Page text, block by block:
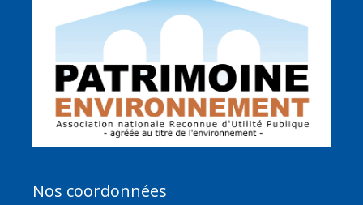
Nos coordonnées